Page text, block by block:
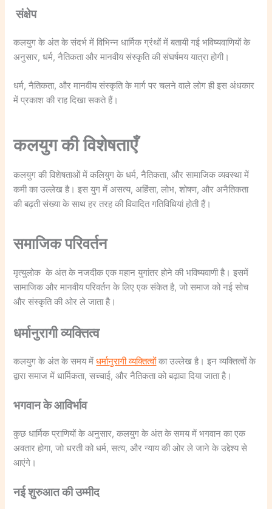
संक्षेप
कलयुग के अंत के संदर्भ में विभिन्न धार्मिक ग्रंथों में बतायी गई भविष्यवाणियों के
अनुसार, धर्म, नैतिकता और मानवीय संस्कृति की संघर्षमय यात्रा होगी।
धर्म, नैतिकता, और मानवीय संस्कृति के मार्ग पर चलने वाले लोग ही इस अंधकार
में प्रकाश की राह दिखा सकते हैं।
कलयुग की विशेषताएँ
कलयुग की विशेषताओं में कलियुग के धर्म, नैतिकता, और सामाजिक व्यवस्था में
कमी का उल्लेख है। इस युग में असत्य, अहिंसा, लोभ, शोषण, और अनैतिकता
की बढ़ती संख्या के साथ हर तरह की विवादित गतिविधियां होती हैं।
समाजिक परिवर्तन
मृत्युलोक के अंत के नजदीक एक महान युगांतर होने की भविष्यवाणी है। इसमें
सामाजिक और मानवीय परिवर्तन के लिए एक संकेत है, जो समाज को नई सोच
और संस्कृति की ओर ले जाता है।
धर्मानुरागी व्यक्तित्व
कलयुग के अंत के समय मेंधर्मानुरागी व्यक्तित्वोंका उल्लेख है। इन व्यक्तित्वों के
द्वारा समाज में धार्मिकता, सच्चाई, और नैतिकता को बढ़ावा दिया जाता है।
भगवान के आविर्भाव
कुछ धार्मिक प्राणियों के अनुसार, कलयुग के अंत के समय में भगवान का एक
अवतार होगा, जो धरती को धर्म, सत्य, और न्याय की ओर ले जाने के उद्देश्य से
आएंगे।
नई शुरुआत की उम्मीद